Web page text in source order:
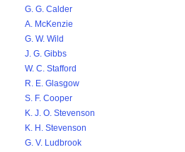
G. G. Calder
A. McKenzie
G. W. Wild
J. G. Gibbs
W. C. Stafford
R. E. Glasgow
S. F. Cooper
K. J. O. Stevenson
K. H. Stevenson
G. V. Ludbrook